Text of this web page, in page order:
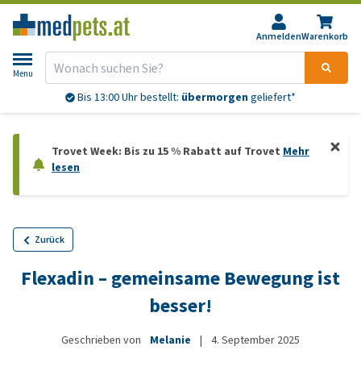
AnmeldenWarenkorb
Menu
Bis 13:00 Uhr bestellt: übermorgengeliefert*
Trovet Week: Bis zu 15 % Rabatt auf Trovet Mehr
lesen
Zurück
Flexadin – gemeinsame Bewegung ist
besser!
Geschrieben von Melanie | 4. September 2025